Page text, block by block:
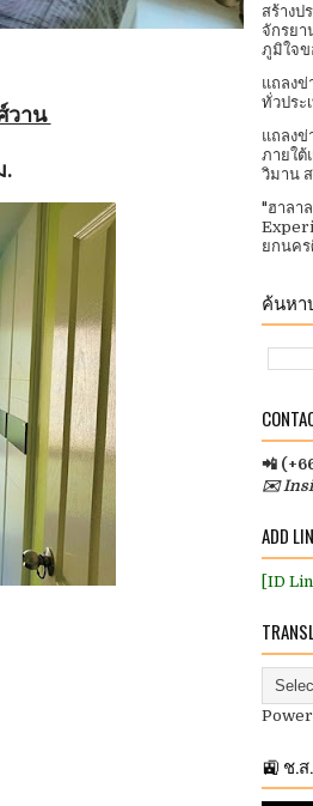
วาน
.
สร้างป
จักรยา
ภูมิใจข
แถลงข่
ทั่วประ
แถลงข่
ภายใต้
วิมาน
"ฮาลา
ยกนคร
ค้นหา
📲
✉️
ADD
[ID
🚉 ช.